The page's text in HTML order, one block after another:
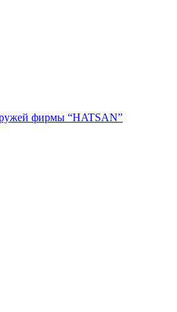
ружей фирмы “HATSAN”